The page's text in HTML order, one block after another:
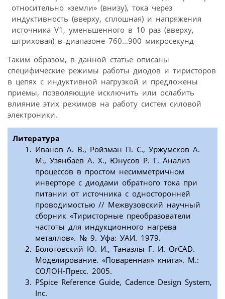
Таким образом, в данной статье описаны
специфические режимы работы диодов и тиристоров
в цепях с индуктивной нагрузкой и предложены
приемы, позволяющие исключить или ослабить
влияние этих режимов на работу систем силовой
электроники.
Литература
Иванов А. В., Ройзман П. С., Уржумсков А.
М., Узянбаев А. Х., Юнусов Р. Г. Анализ
процессов в простом несимметричном
инверторе с диодами обратного тока при
питании от источника с односторонней
проводимостью // Межвузовский научный
сборник «Тиристорные преобразователи
частоты для индукционного нагрева
металлов». № 9. Уфа: УАИ. 1979.
Болотовский Ю. И., Таназлы Г. И. OrCAD.
Моделирование. «Поваренная» книга». М.:
СОЛОН-Пресс. 2005.
PSpice Reference Guide, Cadence Design System,
Inc.